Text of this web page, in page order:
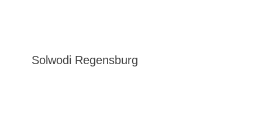
Solwodi Regensburg